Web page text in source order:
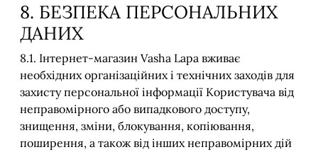
8. БЕЗПЕКА ПЕРСОНАЛЬНИХ
ДАНИХ
8.1. Інтернет-магазин Vasha Lapa вживає
необхідних організаційних і технічних заходів для
захисту персональної інформації Користувача від
неправомірного або випадкового доступу,
знищення, зміни, блокування, копіювання,
поширення, а також від інших неправомірних дій